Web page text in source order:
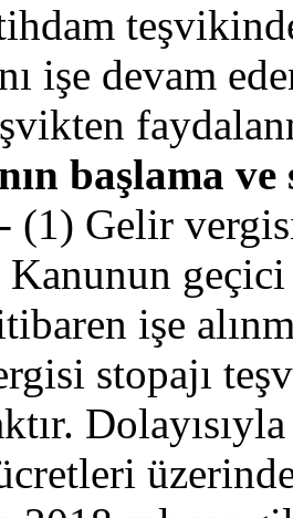
işe devam
başlama
Gelir
Kanunun
işe
stopajı